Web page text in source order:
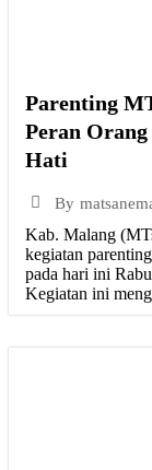
Parenting
Peran
Hati
By
Kab. Malang
kegiatan
pada hari ini
Kegiatan ini